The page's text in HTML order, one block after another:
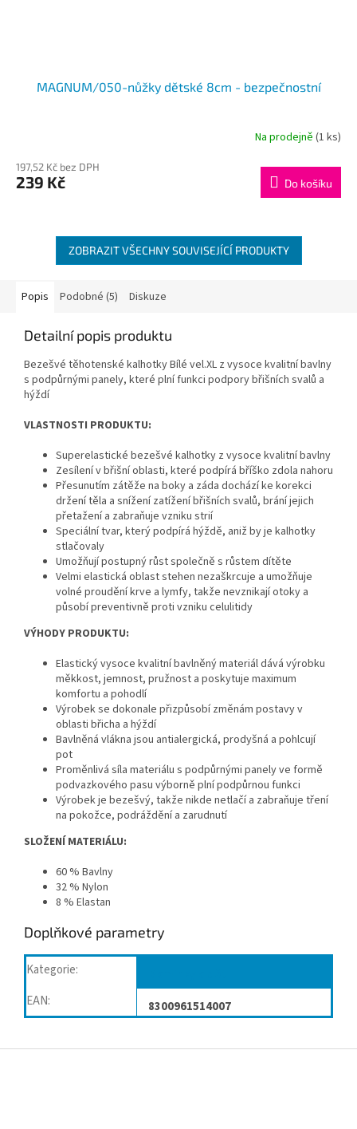
MAGNUM/050-nůžky dětské 8cm - bezpečnostní
Na prodejně (1 ks)
197,52 Kč bez DPH
239 Kč Do košíku
ZOBRAZIT VŠECHNY SOUVISEJÍCÍ PRODUKTY
Popis Podobné (5) Diskuze
Detailní popis produktu
Bezešvé těhotenské kalhotky Bílé vel.XL z vysoce kvalitní bavlny
s podpůrnými panely, které plní funkci podpory břišních svalů a
hýždí
VLASTNOSTI PRODUKTU:
Superelastické bezešvé kalhotky z vysoce kvalitní bavlny
Zesílení v břišní oblasti, které podpírá bříško zdola nahoru
Přesunutím zátěže na boky a záda dochází ke korekci
držení těla a snížení zatížení břišních svalů, brání jejich
přetažení a zabraňuje vzniku strií
Speciální tvar, který podpírá hýždě, aniž by je kalhotky
stlačovaly
Umožňují postupný růst společně s růstem dítěte
Velmi elastická oblast stehen nezaškrcuje a umožňuje
volné proudění krve a lymfy, takže nevznikají otoky a
působí preventivně proti vzniku celulitidy
VÝHODY PRODUKTU:
Elastický vysoce kvalitní bavlněný materiál dává výrobku
měkkost, jemnost, pružnost a poskytuje maximum
komfortu a pohodlí
Výrobek se dokonale přizpůsobí změnám postavy v
oblasti břicha a hýždí
Bavlněná vlákna jsou antialergická, prodyšná a pohlcují
pot
Proměnlivá síla materiálu s podpůrnými panely ve formě
podvazkového pasu výborně plní podpůrnou funkci
Výrobek je bezešvý, takže nikde netlačí a zabraňuje tření
na pokožce, podráždění a zarudnutí
SLOŽENÍ MATERIÁLU:
60 % Bavlny
32 % Nylon
8 % Elastan
Doplňkové parametry
Kategorie:
EAN: 8300961514007